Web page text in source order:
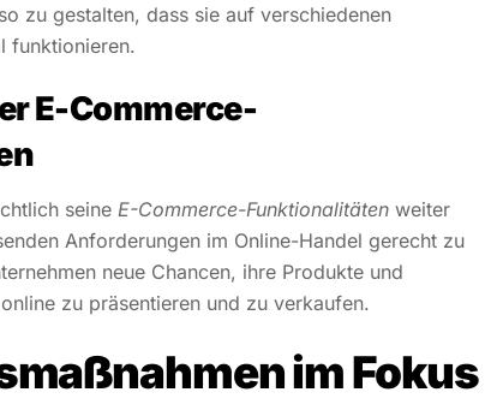
zu gestalten, dass sie auf verschiedenen
funktionieren.
E-Commerce-
seine E-Commerce-Funktionalitätenweiter
Anforderungen im Online-Handel gerecht zu
neue Chancen, ihre Produkte und
zu präsentieren und zu verkaufen.
im Fokus